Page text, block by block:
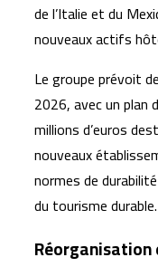
de l’Italie et du
nouveaux actifs
Le groupe prévoit
2026, avec un plan
millions d’euros
nouveaux
normes de
du tourisme durable.